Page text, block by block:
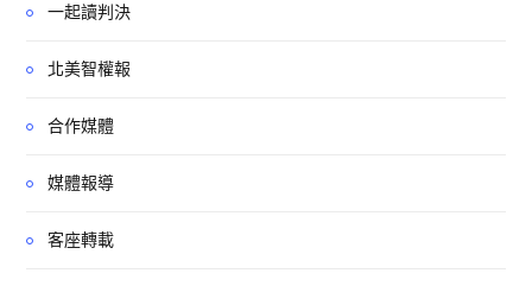
一起讀判決
北美智權報
合作媒體
媒體報導
客座轉載